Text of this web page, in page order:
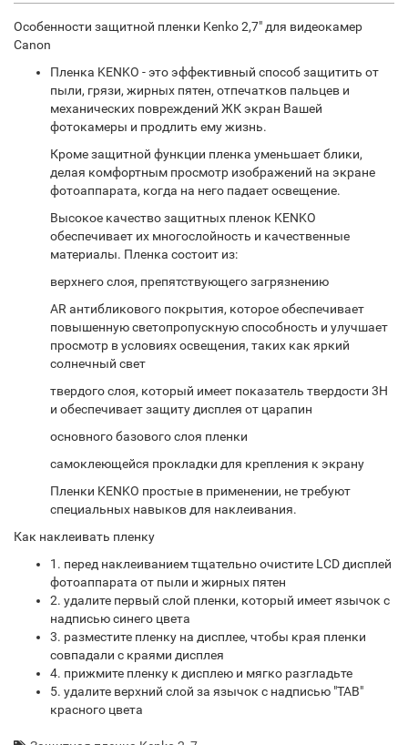
Особенности защитной пленки Kenko 2,7" для видеокамер
Canon
Пленка KENKO - это эффективный способ защитить от
пыли, грязи, жирных пятен, отпечатков пальцев и
механических повреждений ЖК экран Вашей
фотокамеры и продлить ему жизнь.
Кроме защитной функции пленка уменьшает блики,
делая комфортным просмотр изображений на экране
фотоаппарата, когда на него падает освещение.
Высокое качество защитных пленок KENKO
обеспечивает их многослойность и качественные
материалы. Пленка состоит из:
верхнего слоя, препятствующего загрязнению
AR антибликового покрытия, которое обеспечивает
повышенную светопропускную способность и улучшает
просмотр в условиях освещения, таких как яркий
солнечный свет
твердого слоя, который имеет показатель твердости 3H
и обеспечивает защиту дисплея от царапин
основного базового слоя пленки
самоклеющейся прокладки для крепления к экрану
Пленки KENKO простые в применении, не требуют
специальных навыков для наклеивания.
Как наклеивать пленку
1. перед наклеиванием тщательно очистите LCD дисплей
фотоаппарата от пыли и жирных пятен
2. удалите первый слой пленки, который имеет язычок с
надписью синего цвета
3. разместите пленку на дисплее, чтобы края пленки
совпадали с краями дисплея
4. прижмите пленку к дисплею и мягко разгладьте
5. удалите верхний слой за язычок с надписью "TAB"
красного цвета